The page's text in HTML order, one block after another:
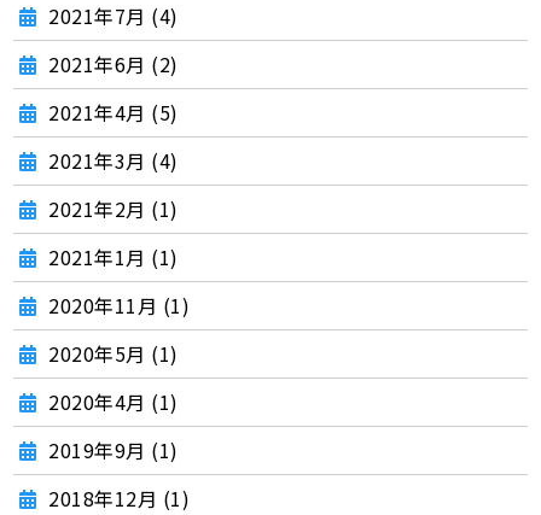
2021年7月 (4)
2021年6月 (2)
2021年4月 (5)
2021年3月 (4)
2021年2月 (1)
2021年1月 (1)
2020年11月 (1)
2020年5月 (1)
2020年4月 (1)
2019年9月 (1)
2018年12月 (1)